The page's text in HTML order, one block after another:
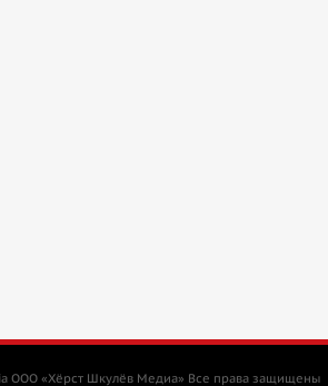
OOO «Хёрст Шкулёв Медиа» Все права защищены